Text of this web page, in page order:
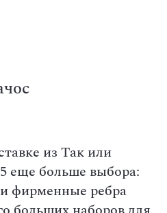
из Так или
еще больше выбора:
фирменные ребра